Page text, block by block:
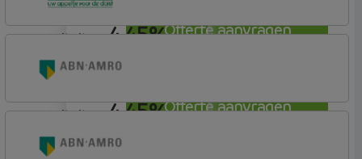
Offerte aanvragen
4,45%
Offerte aanvragen
annuiteit
4,45%
Hypotheek
annuiteit
Woning